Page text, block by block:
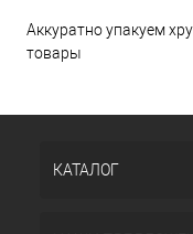
Аккуратно упакуем
товары
КАТАЛОГ